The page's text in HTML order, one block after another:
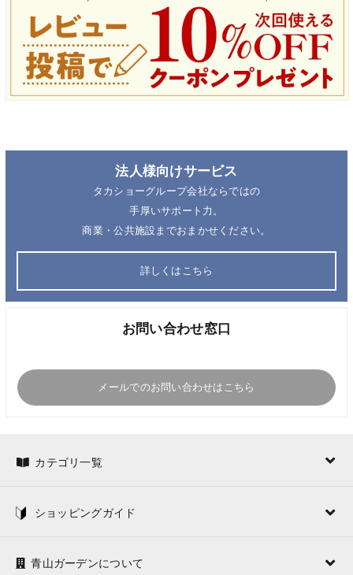
法人様向けサービス
タカショーグループ会社ならではの
手厚いサポート力。
商業・公共施設までおまかせください。
詳しくはこちら
お問い合わせ窓口
メールでのお問い合わせはこちら
カテゴリ一覧
ショッピングガイド
青山ガーデンについて